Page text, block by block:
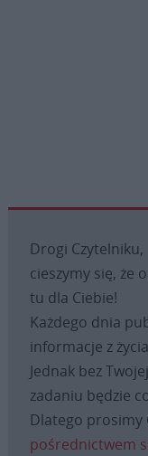
Drogi Czytelniku,
cieszymy się, że
tu dla Ciebie!
Każdego dnia
informacje z
Jednak bez
zadaniu będzie
Dlatego prosimy
pośrednictwem